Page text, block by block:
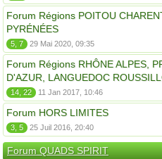
Forum Régions POITOU
PYRÉNÉES
5, 7 29 Mai 2020, 09:35
Forum Régions RHÔNE ALPES,
D'AZUR, LANGUEDOC
14, 22 11 Jan 2017, 10:46
Forum HORS LIMITES
3, 5 25 Juil 2016, 20:40
Forum QUADS SPIRIT